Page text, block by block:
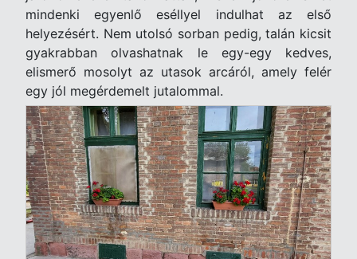
mindenki egyenlő eséllyel indulhat az első
helyezésért. Nem utolsó sorban pedig, talán kicsit
gyakrabban olvashatnak le egy-egy kedves,
elismerő mosolyt az utasok arcáról, amely felér
egy jól megérdemelt jutalommal.